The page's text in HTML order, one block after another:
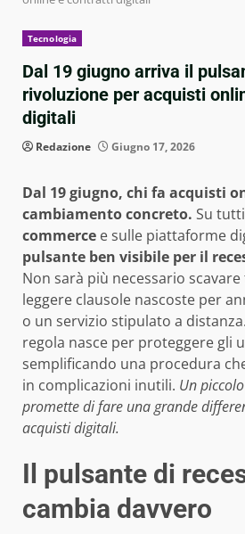
Tecnologia
Dal 19 giugno arriva il
rivoluzione per acquisti
digitali
Redazione Giugno 17, 2026
Dal 19 giugno, chi fa acquisti
cambiamento concreto. Su
commerce e sulle piattaforme
pulsante ben visibile per il
Non sarà più necessario
leggere clausole nascoste per
o un servizio stipulato a
regola nasce per proteggere gli
semplificando una procedura
in complicazioni inutili. Un
promette di fare una grande
acquisti digitali.
Il pulsante di
cambia davvero